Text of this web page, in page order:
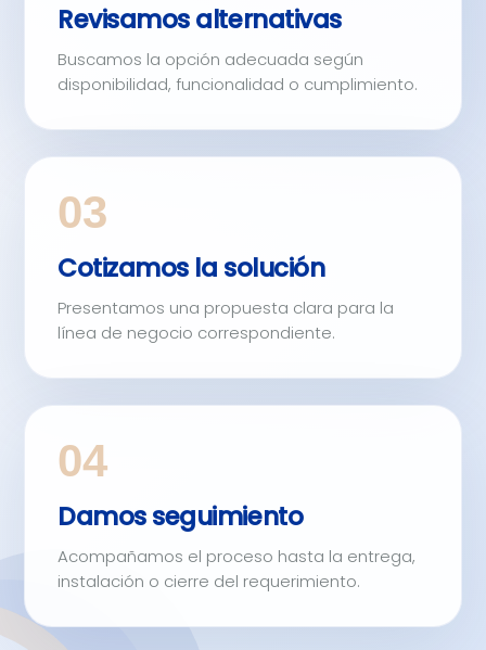
Revisamos alternativas
Buscamos la opción adecuada según
disponibilidad, funcionalidad o cumplimiento.
03
Cotizamos la solución
Presentamos una propuesta clara para la
línea de negocio correspondiente.
04
Damos seguimiento
Acompañamos el proceso hasta la entrega,
instalación o cierre del requerimiento.